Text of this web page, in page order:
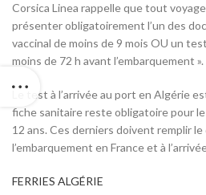
Corsica Linea rappelle que tout
présenter obligatoirement l’un des
vaccinal de moins de 9 mois OU un
moins de 72 h avant l’embarquement ».
Le test à l’arrivée au port en Algérie
fiche sanitaire reste obligatoire pour
12 ans. Ces derniers doivent remplir
l’embarquement en France et à
FERRIES ALGÉRIE